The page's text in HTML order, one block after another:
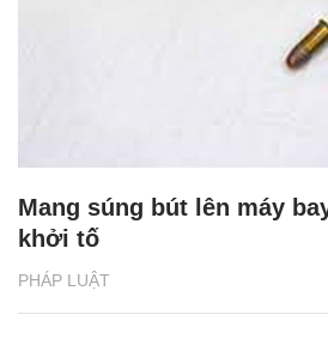
PHÁP LUẬT
Mang súng bút lên máy
khởi tố